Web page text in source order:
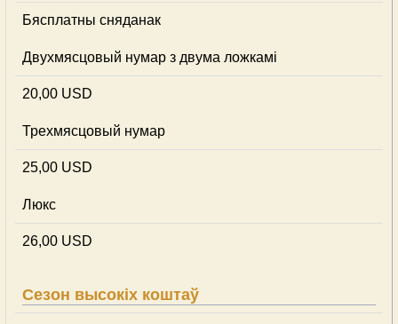
Бясплатны сняданак
Двухмясцовый нумар з двума ложкамі
20,00 USD
Трехмясцовый нумар
25,00 USD
Люкс
26,00 USD
Сезон высокіх коштаў